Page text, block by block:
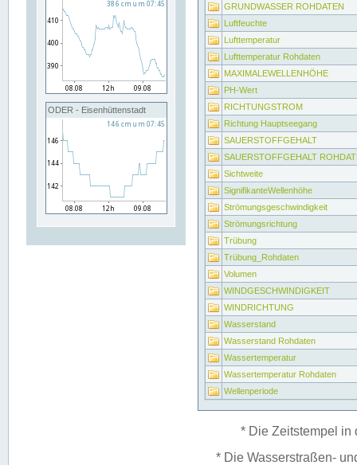
ODER - Eisenhüttenstadt
GRUNDWASSER ROHDATEN
Luftfeuchte
Lufttemperatur
Lufttemperatur Rohdaten
MAXIMALEWELLENHÖHE
PH-Wert
RICHTUNGSTROM
Richtung Hauptseegang
SAUERSTOFFGEHALT
SAUERSTOFFGEHALT
Sichtweite
SignifikanteWellenhöhe
Strömungsgeschwindigkeit
Strömungsrichtung
Trübung
Trübung_Rohdaten
Volumen
WINDGESCHWINDIGKEIT
WINDRICHTUNG
Wasserstand
Wasserstand Rohdaten
Wassertemperatur
Wassertemperatur Rohdaten
Wellenperiode
* Die Zeitstempel in
* Die Wasserstraßen-